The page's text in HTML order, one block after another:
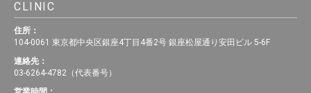
CLINIC
住所：
104-0061 東京都中央区銀座4丁目4番2号 銀座松屋通り安田ビル 5-6F
連絡先：
03-6264-4782（代表番号）